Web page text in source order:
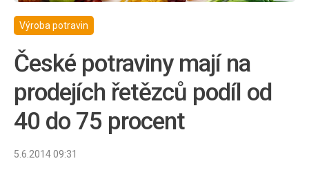
Výroba potravin
České potraviny mají na
prodejích řetězců podíl od
40 do 75 procent
5.6.2014 09:31